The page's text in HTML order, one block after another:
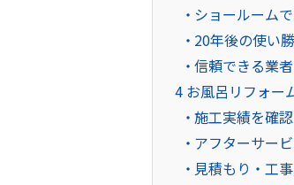
ショールーム
20年後の使い
信頼できる業
4 お風呂リフォー
施工実績を確
アフターサー
見積もり・工